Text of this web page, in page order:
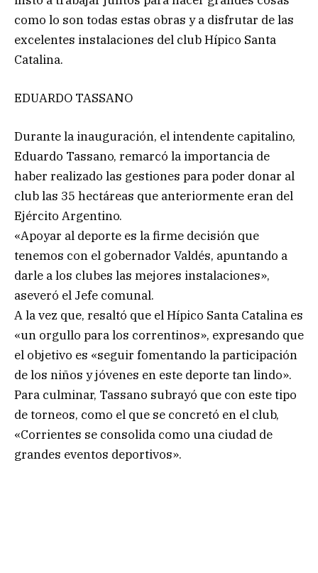
como lo son todas estas obras y a disfrutar de las
excelentes instalaciones del club Hípico Santa
Catalina.
EDUARDO TASSANO
Durante la inauguración, el intendente capitalino,
Eduardo Tassano, remarcó la importancia de
haber realizado las gestiones para poder donar al
club las 35 hectáreas que anteriormente eran del
Ejército Argentino.
«Apoyar al deporte es la firme decisión que
tenemos con el gobernador Valdés, apuntando a
darle a los clubes las mejores instalaciones»,
aseveró el Jefe comunal.
A la vez que, resaltó que el Hípico Santa Catalina es
«un orgullo para los correntinos», expresando que
el objetivo es «seguir fomentando la participación
de los niños y jóvenes en este deporte tan lindo».
Para culminar, Tassano subrayó que con este tipo
de torneos, como el que se concretó en el club,
«Corrientes se consolida como una ciudad de
grandes eventos deportivos».